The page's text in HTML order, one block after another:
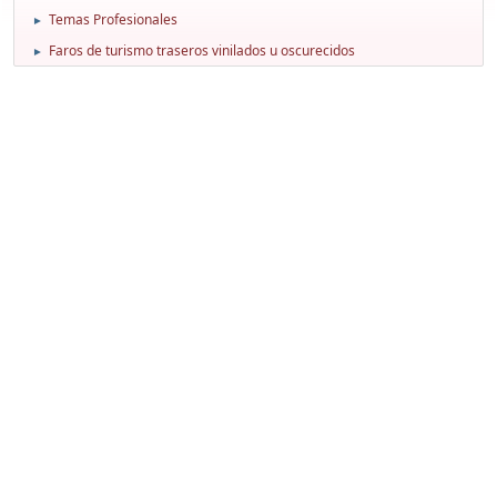
► Temas Profesionales
► Faros de turismo traseros vinilados u oscurecidos